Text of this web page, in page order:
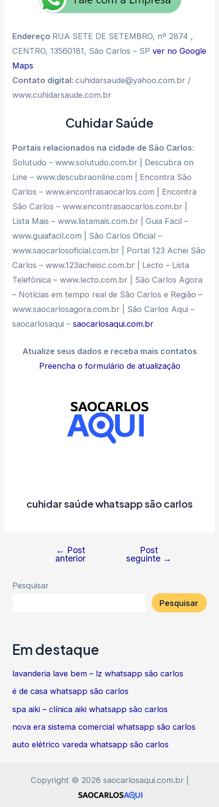
Endereço RUA SETE DE SETEMBRO, nº 2874 ,
CENTRO, 13560181, São Carlos – SPver no Google
Maps
Contato digital:cuhidarsaude@yahoo.com.br /
www.cuhidarsaude.com.br
Cuhidar Saúde
Portais relacionados na cidade de São Carlos:
Solutudo – www.solutudo.com.br | Descubra on
Line – www.descubraonline.com | Encontra São
Carlos – www.encontrasaocarlos.com | Encontra
São Carlos – www.encontrasaocarlos.com.br |
Lista Mais – www.listamais.com.br | Guia Facil –
www.guiafacil.com | São Carlos Oficial –
www.saocarlosoficial.com.br | Portal 123 Achei São
Carlos – www.123acheisc.com.br | Lecto – Lista
Telefônica – www.lecto.com.br | São Carlos Agora
– Notícias em tempo real de São Carlos e Região –
www.saocarlosagora.com.br | São Carlos Aqui –
saocarlosaqui –saocarlosaqui.com.br
Atualize seus dados e receba mais contatos
Preencha o formulário de atualização
cuhidar saúde whatsapp são carlos
Navegação
Post
← Post
anterior
Post
seguinte →
Pesquisar
Pesquisar
Em destaque
lavanderia lave bem – lz whatsapp são carlos
é de casa whatsapp são carlos
spa aiki – clínica aiki whatsapp são carlos
nova era sistema comercial whatsapp são carlos
auto elétrico vareda whatsapp são carlos
Copyright © 2026 saocarlosaqui.com.br |